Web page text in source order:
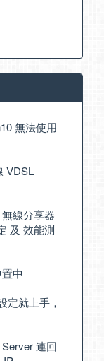
無法使用
VDSL
線分享器
及 效能測
中
定就上手，
連回